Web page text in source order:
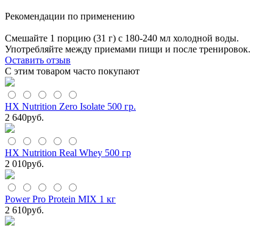
Рекомендации по применению
Смешайте 1 порцию (31 г) с 180-240 мл холодной воды.
Употребляйте между приемами пищи и после тренировок.
Оставить отзыв
С этим товаром часто покупают
HX Nutrition Zero Isolate 500 гр.
2 640руб.
HX Nutrition Real Whey 500 гр
2 010руб.
Power Pro Protein MIX 1 кг
2 610руб.